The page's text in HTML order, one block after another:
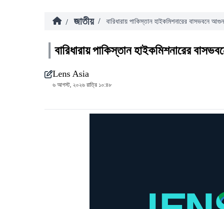
/ জাতীয় / বারিধারায় পাকিস্তান হাইকমিশনারের বাসভবনে আগুন
বারিধারায় পাকিস্তান হাইকমিশনারের
Lens Asia
৬ আগস্ট, ২০২৬ রাত্রি ১০:৪৮